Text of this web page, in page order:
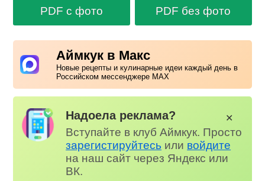
PDF с фото PDF без фото
Аймкук в Макс
Новые рецепты и кулинарные идеи каждый день в
Российском мессенджере MAX
Надоела реклама?
Вступайте в клуб Аймкук. Просто
зарегистируйтесь или войдите
на наш сайт через Яндекс или
ВК.
✕